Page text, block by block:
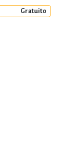
Gratuito